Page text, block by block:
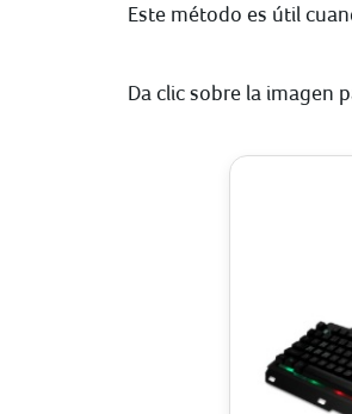
Este método es útil
Da clic sobre la imagen